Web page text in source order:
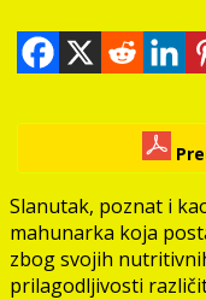
Slanutak, poznat i
mahunarka koja
zbog svojih
prilagodljivosti